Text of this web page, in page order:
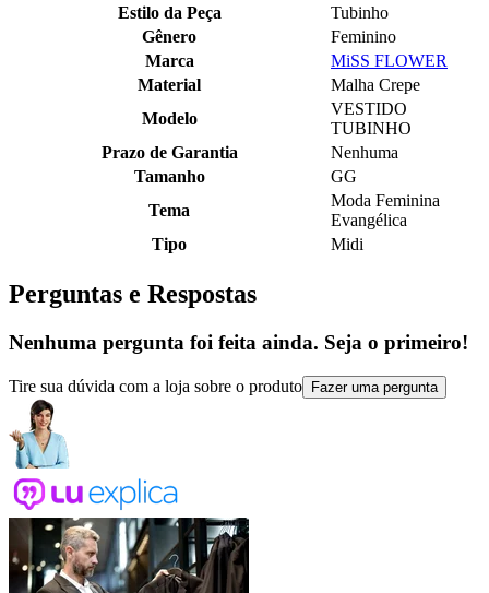
Estilo da Peça
Tubinho
Gênero
Feminino
Marca
MiSS FLOWER
Material
Malha Crepe
Modelo
VESTIDO
TUBINHO
Prazo de Garantia
Nenhuma
Tamanho
GG
Tema
Moda Feminina
Evangélica
Tipo
Midi
Perguntas e Respostas
Nenhuma pergunta foi feita ainda. Seja o primeiro!
Tire sua dúvida com a loja sobre o produto Fazer uma pergunta